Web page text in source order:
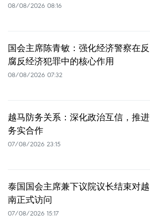
08/08/2026 08:16
国会主席陈青敏：强化经济警察在反
腐反经济犯罪中的核心作用
08/08/2026 07:32
越马防务关系：深化政治互信，推进
务实合作
07/08/2026 23:15
泰国国会主席兼下议院议长结束对越
南正式访问
07/08/2026 15:17